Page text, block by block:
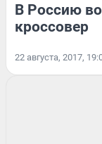
В Россию
кроссовер
22 августа, 2017,